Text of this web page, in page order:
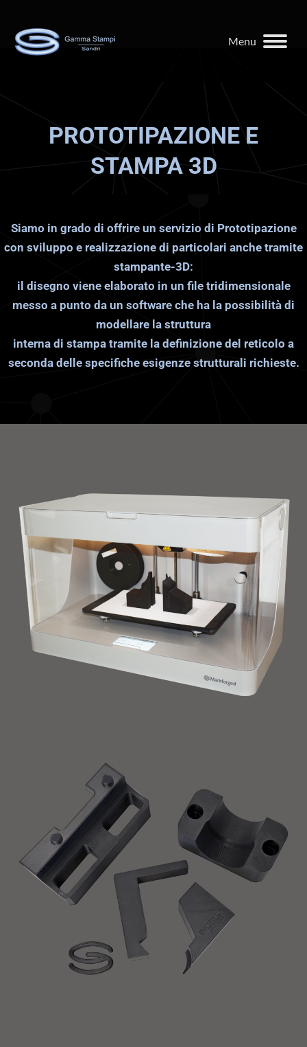
Menu
PROTOTIPAZIONE E
STAMPA 3D
Siamo in grado di offrire un servizio di Prototipazione
con sviluppo e realizzazione di particolari anche tramite
stampante-3D:
il disegno viene elaborato in un file tridimensionale
messo a punto da un software che ha la possibilità di
modellare la struttura
interna di stampa tramite la definizione del reticolo a
seconda delle specifiche esigenze strutturali richieste.